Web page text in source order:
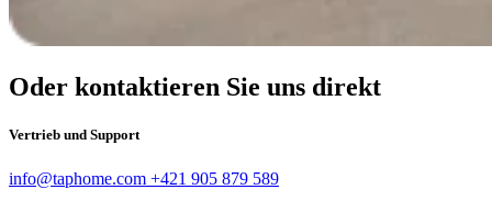
Oder kontaktieren Sie uns direkt
Vertrieb und Support
info@taphome.com +421 905 879 589